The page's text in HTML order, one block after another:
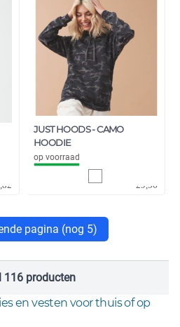
JUST HOODS - CAMO
HOODIE
op voorraad
29,56
pagina (nog 5)
116 producten
en vesten voor thuis of op